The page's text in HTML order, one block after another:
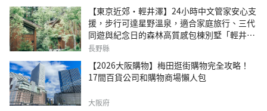
【東京近郊・輕井澤】24小時中文管家安心支
援，步行可達星野溫泉，適合家庭旅行、三代
同遊與紀念日的森林高質感包棟別墅「輕井澤
森四季VILLA」
長野縣
【2026大阪購物】梅田逛街購物完全攻略！
17間百貨公司和購物商場懶人包
大阪府